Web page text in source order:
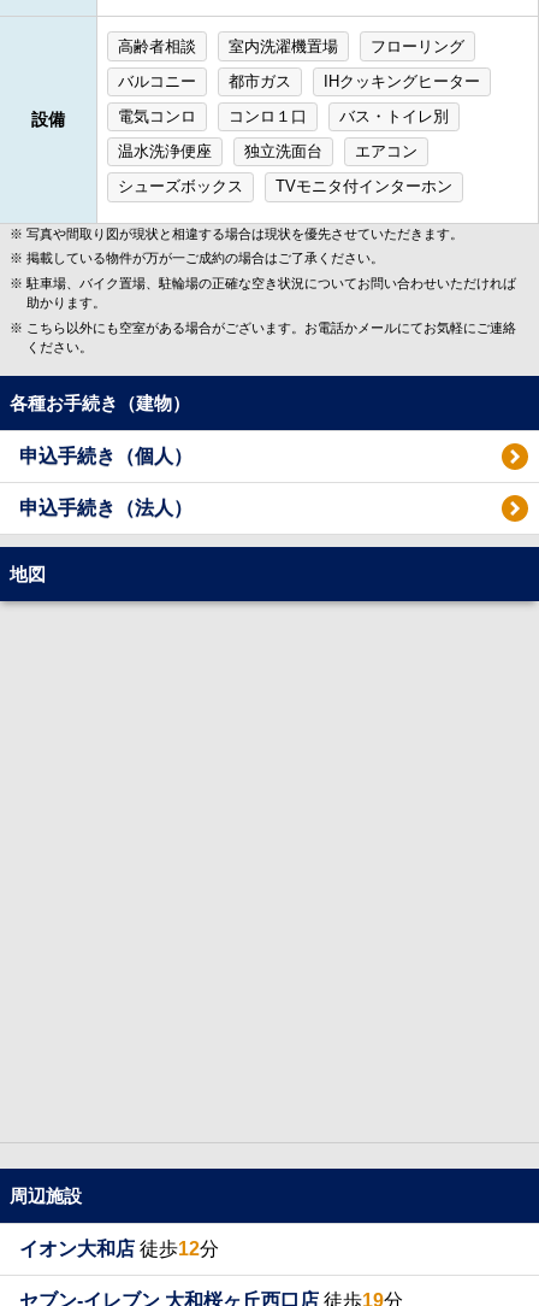
設備
高齢者相談 室内洗濯機置場
フローリング
バルコニー
都市ガス
IHクッキングヒーター
電気コンロ
コンロ１口
バス・トイレ別
温水洗浄便座
独立洗面台
エアコン
シューズボックス
TVモニタ付インターホン
写真や間取り図が現状と相違する場合は現状を優先させていただきます。
掲載している物件が万が一ご成約の場合はご了承ください。
駐車場、バイク置場、駐輪場の正確な空き状況についてお問い合わせいただければ
助かります。
こちら以外にも空室がある場合がございます。お電話かメールにてお気軽にご連絡
ください。
各種お手続き（建物）
申込手続き（個人）
申込手続き（法人）
地図
周辺施設
イオン大和店 徒歩12分
セブン-イレブン 大和桜ヶ丘西口店 徒歩19分